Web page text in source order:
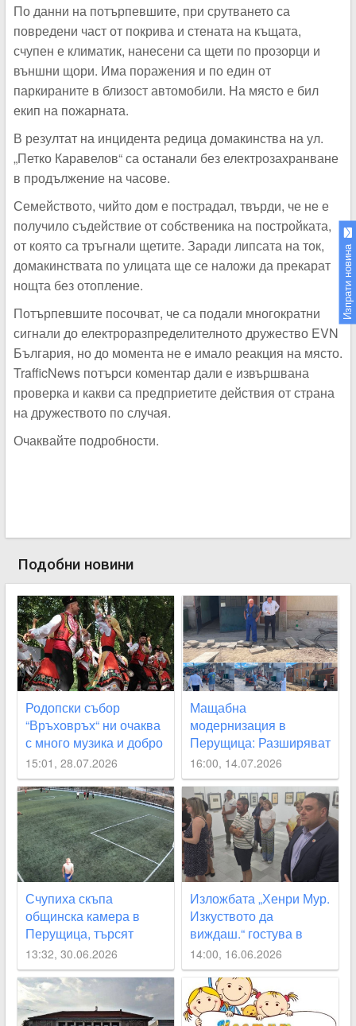
По данни на потърпевшите, при срутването са
повредени част от покрива и стената на къщата,
счупен е климатик, нанесени са щети по прозорци и
външни щори. Има поражения и по един от
паркираните в близост автомобили. На място е бил
екип на пожарната.
В резултат на инцидента редица домакинства на ул.
„Петко Каравелов“ са останали без електрозахранване
в продължение на часове.
Семейството, чийто дом е пострадал, твърди, че не е
получило съдействие от собственика на постройката,
от която са тръгнали щетите. Заради липсата на ток,
домакинствата по улицата ще се наложи да прекарат
нощта без отопление.
Потърпевшите посочват, че са подали многократни
сигнали до електроразпределителното дружество EVN
България, но до момента не е имало реакция на място.
TrafficNews потърси коментар дали е извършвана
проверка и какви са предприетите действия от страна
на дружеството по случая.
Очаквайте подробности.
Подобни новини
Родопски събор
“Връховръх“ ни очаква
с много музика и добро
настроение
15:01, 28.07.2026
Мащабна
модернизация в
Перущица: Разширяват
новия водопровод и
започват
рехабилитация на
улиците
16:00, 14.07.2026
Счупиха скъпа
общинска камера в
Перущица, търсят
извършителя
13:32, 30.06.2026
Изложбата „Хенри Мур.
Изкуството да
виждаш.“ гостува в
Перущица и за първи
път в България
14:00, 16.06.2026
Изпрати новина